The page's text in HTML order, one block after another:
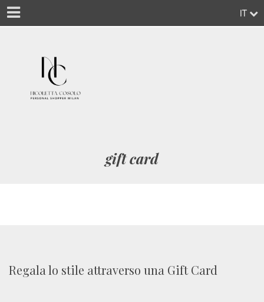
IT
gift card
Regala lo stile attraverso una Gift Card